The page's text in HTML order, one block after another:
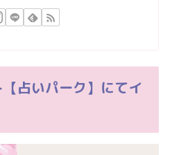
占いパーク】にてイ